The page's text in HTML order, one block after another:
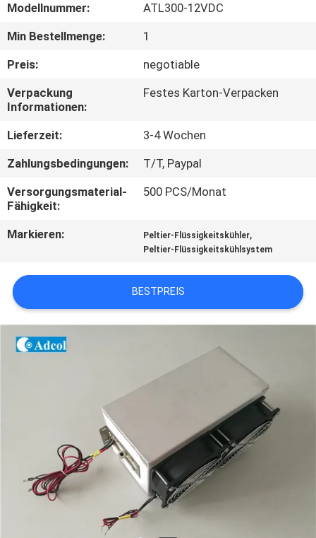
FABRIK-
AUSFLUG
QUALITÄTSKONTROLLE
KONTAKT
NACHRICHTEN
FÄLLE
SITEMAP
PRIVACY
POLICY
Modellnummer:
ATL300-12VDC
Min Bestellmenge:
1
Preis:
negotiable
Verpackung
Informationen:
Festes Karton-Verpacken
Lieferzeit:
3-4 Wochen
Zahlungsbedingungen:
T/T, Paypal
Versorgungsmaterial-
Fähigkeit:
500 PCS/Monat
Markieren: Peltier-Flüssigkeitskühler,
Peltier-Flüssigkeitskühlsystem
BESTPREIS